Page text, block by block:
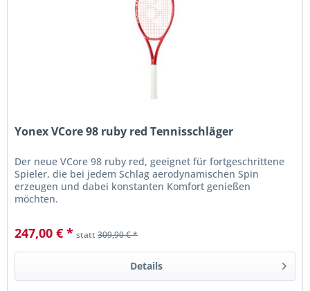
Yonex VCore 98 ruby red Tennisschläger
Der neue VCore 98 ruby red, geeignet für fortgeschrittene
Spieler, die bei jedem Schlag aerodynamischen Spin
erzeugen und dabei konstanten Komfort genießen
möchten.
247,00 € * statt309,90 € *
Details